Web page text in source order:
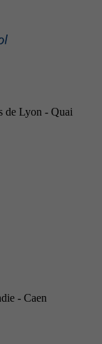
de Lyon - Quai
- Caen